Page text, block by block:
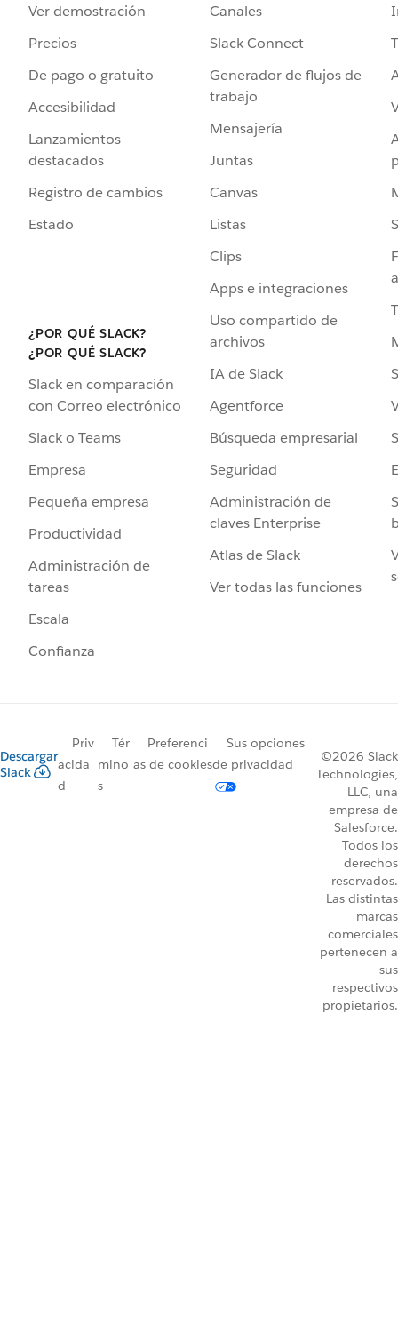
Ver demostración
Precios
De pago o gratuito
Accesibilidad
Lanzamientos
destacados
Registro de cambios
Estado
¿POR QUÉ SLACK?
¿POR QUÉ SLACK?
Slack en comparación
con Correo electrónico
Slack o Teams
Empresa
Pequeña empresa
Productividad
Administración de
tareas
Escala
Confianza
Canales
Slack Connect
Generador de flujos de
trabajo
Mensajería
Juntas
Canvas
Listas
Clips
Apps e integraciones
Uso compartido de
archivos
IA de Slack
Agentforce
Búsqueda empresarial
Seguridad
Administración de
claves Enterprise
Atlas de Slack
Ver todas las funciones
Descargar
Slack
Priv
acida
d
Tér
mino
s
Preferenci
as de cookies
Sus opciones
de privacidad
©2026 Slack
Technologies,
LLC, una
empresa de
Salesforce.
Todos los
derechos
reservados.
Las distintas
marcas
comerciales
pertenecen a
sus
respectivos
propietarios.